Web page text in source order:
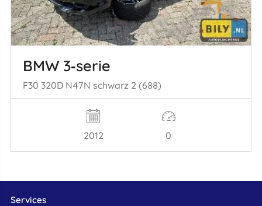
BMW 3‑serie
F30 320D N47N schwarz 2 (688)
2012 0
Services